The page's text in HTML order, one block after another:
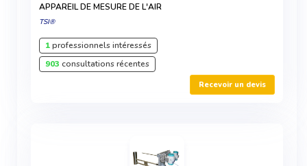
APPAREIL DE MESURE DE L'AIR
TSI®
1professionnels intéressés
903 consultations récentes
Recevoir un devis